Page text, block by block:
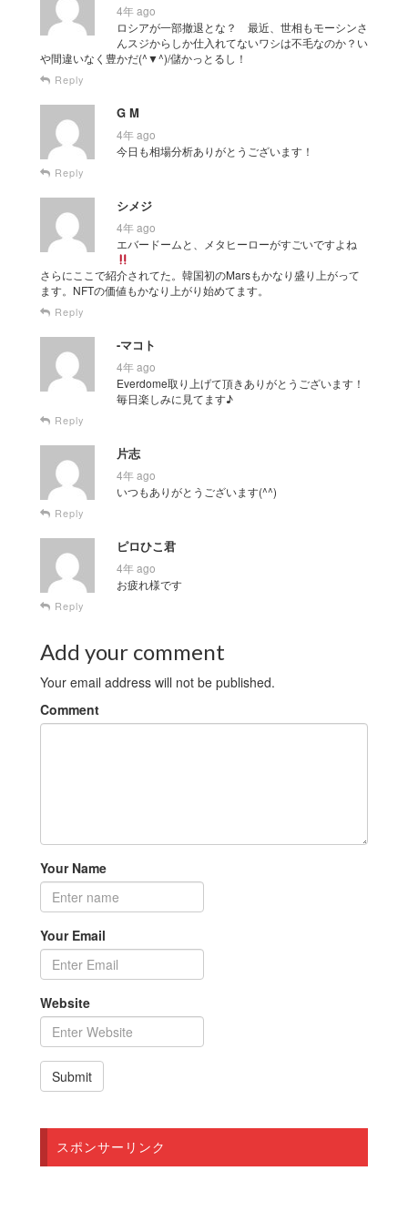
4年 ago
ロシアが一部撤退とな？ 最近、世相もモーシンさ
んスジからしか仕入れてないワシは不毛なのか？い
や間違いなく豊かだ(^▼^)/儲かっとるし！
Reply
G M
4年 ago
今日も相場分析ありがとうございます！
Reply
シメジ
4年 ago
エバードームと、メタヒーローがすごいですよね
さらにここで紹介されてた。韓国初のMarsもかなり盛り上がって
ます。NFTの価値もかなり上がり始めてます。
Reply
-マコト
4年 ago
Everdome取り上げて頂きありがとうございます！
毎日楽しみに見てます♪
Reply
片志
4年 ago
いつもありがとうございます(^^)
Reply
ピロひこ君
4年 ago
お疲れ様です
Reply
Add your comment
Your email address will not be published.
Comment
Your Name
Your Email
Website
スポンサーリンク